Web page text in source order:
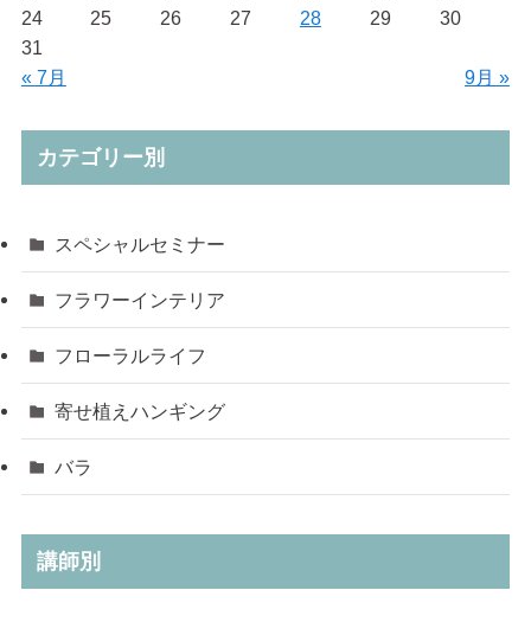
24
25 26 27 28 29
30
31
« 7月
9月 »
カテゴリー別
スペシャルセミナー
フラワーインテリア
フローラルライフ
寄せ植えハンギング
バラ
講師別